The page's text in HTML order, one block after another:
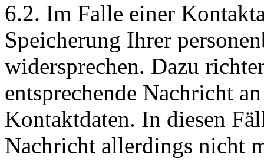
6.2. Im Falle einer
Speicherung Ihrer
widersprechen. Dazu
entsprechende Nachricht
Kontaktdaten. In diesen
Nachricht allerdings nicht